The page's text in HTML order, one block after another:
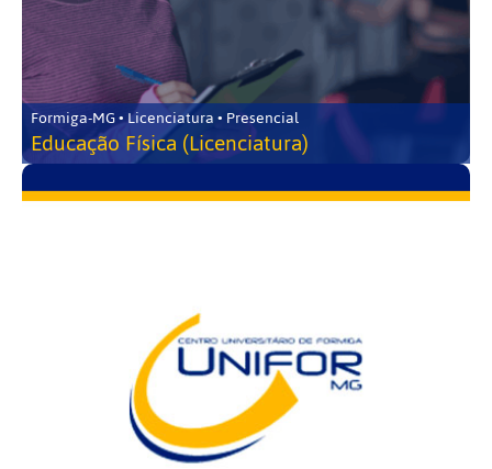
Formiga-MG • Licenciatura • Presencial
Educação Física (Licenciatura)